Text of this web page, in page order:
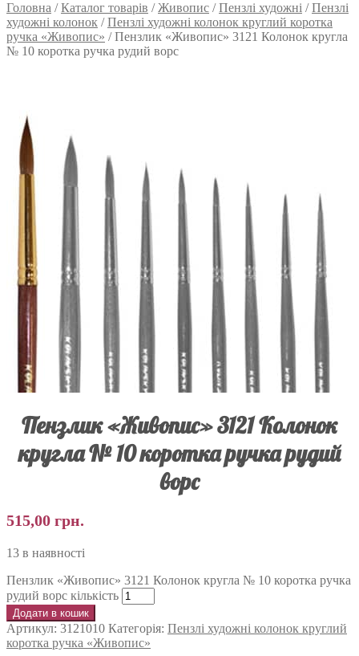
Головна /Каталог товарів /Живопис /Пензлі художні /Пензлі
художні колонок /Пензлі художні колонок круглий коротка
ручка «Живопис» /Пензлик «Живопис» 3121 Колонок кругла
№ 10 коротка ручка рудий ворс
Пензлик «Живопис» 3121 Колонок
кругла № 10 коротка ручка рудий
ворс
515,00 грн.
13 в наявності
Пензлик «Живопис» 3121 Колонок кругла № 10 коротка ручка
рудий ворс кількість
Додати в кошик
Артикул: 3121010 Категорія: Пензлі художні колонок круглий
коротка ручка «Живопис»